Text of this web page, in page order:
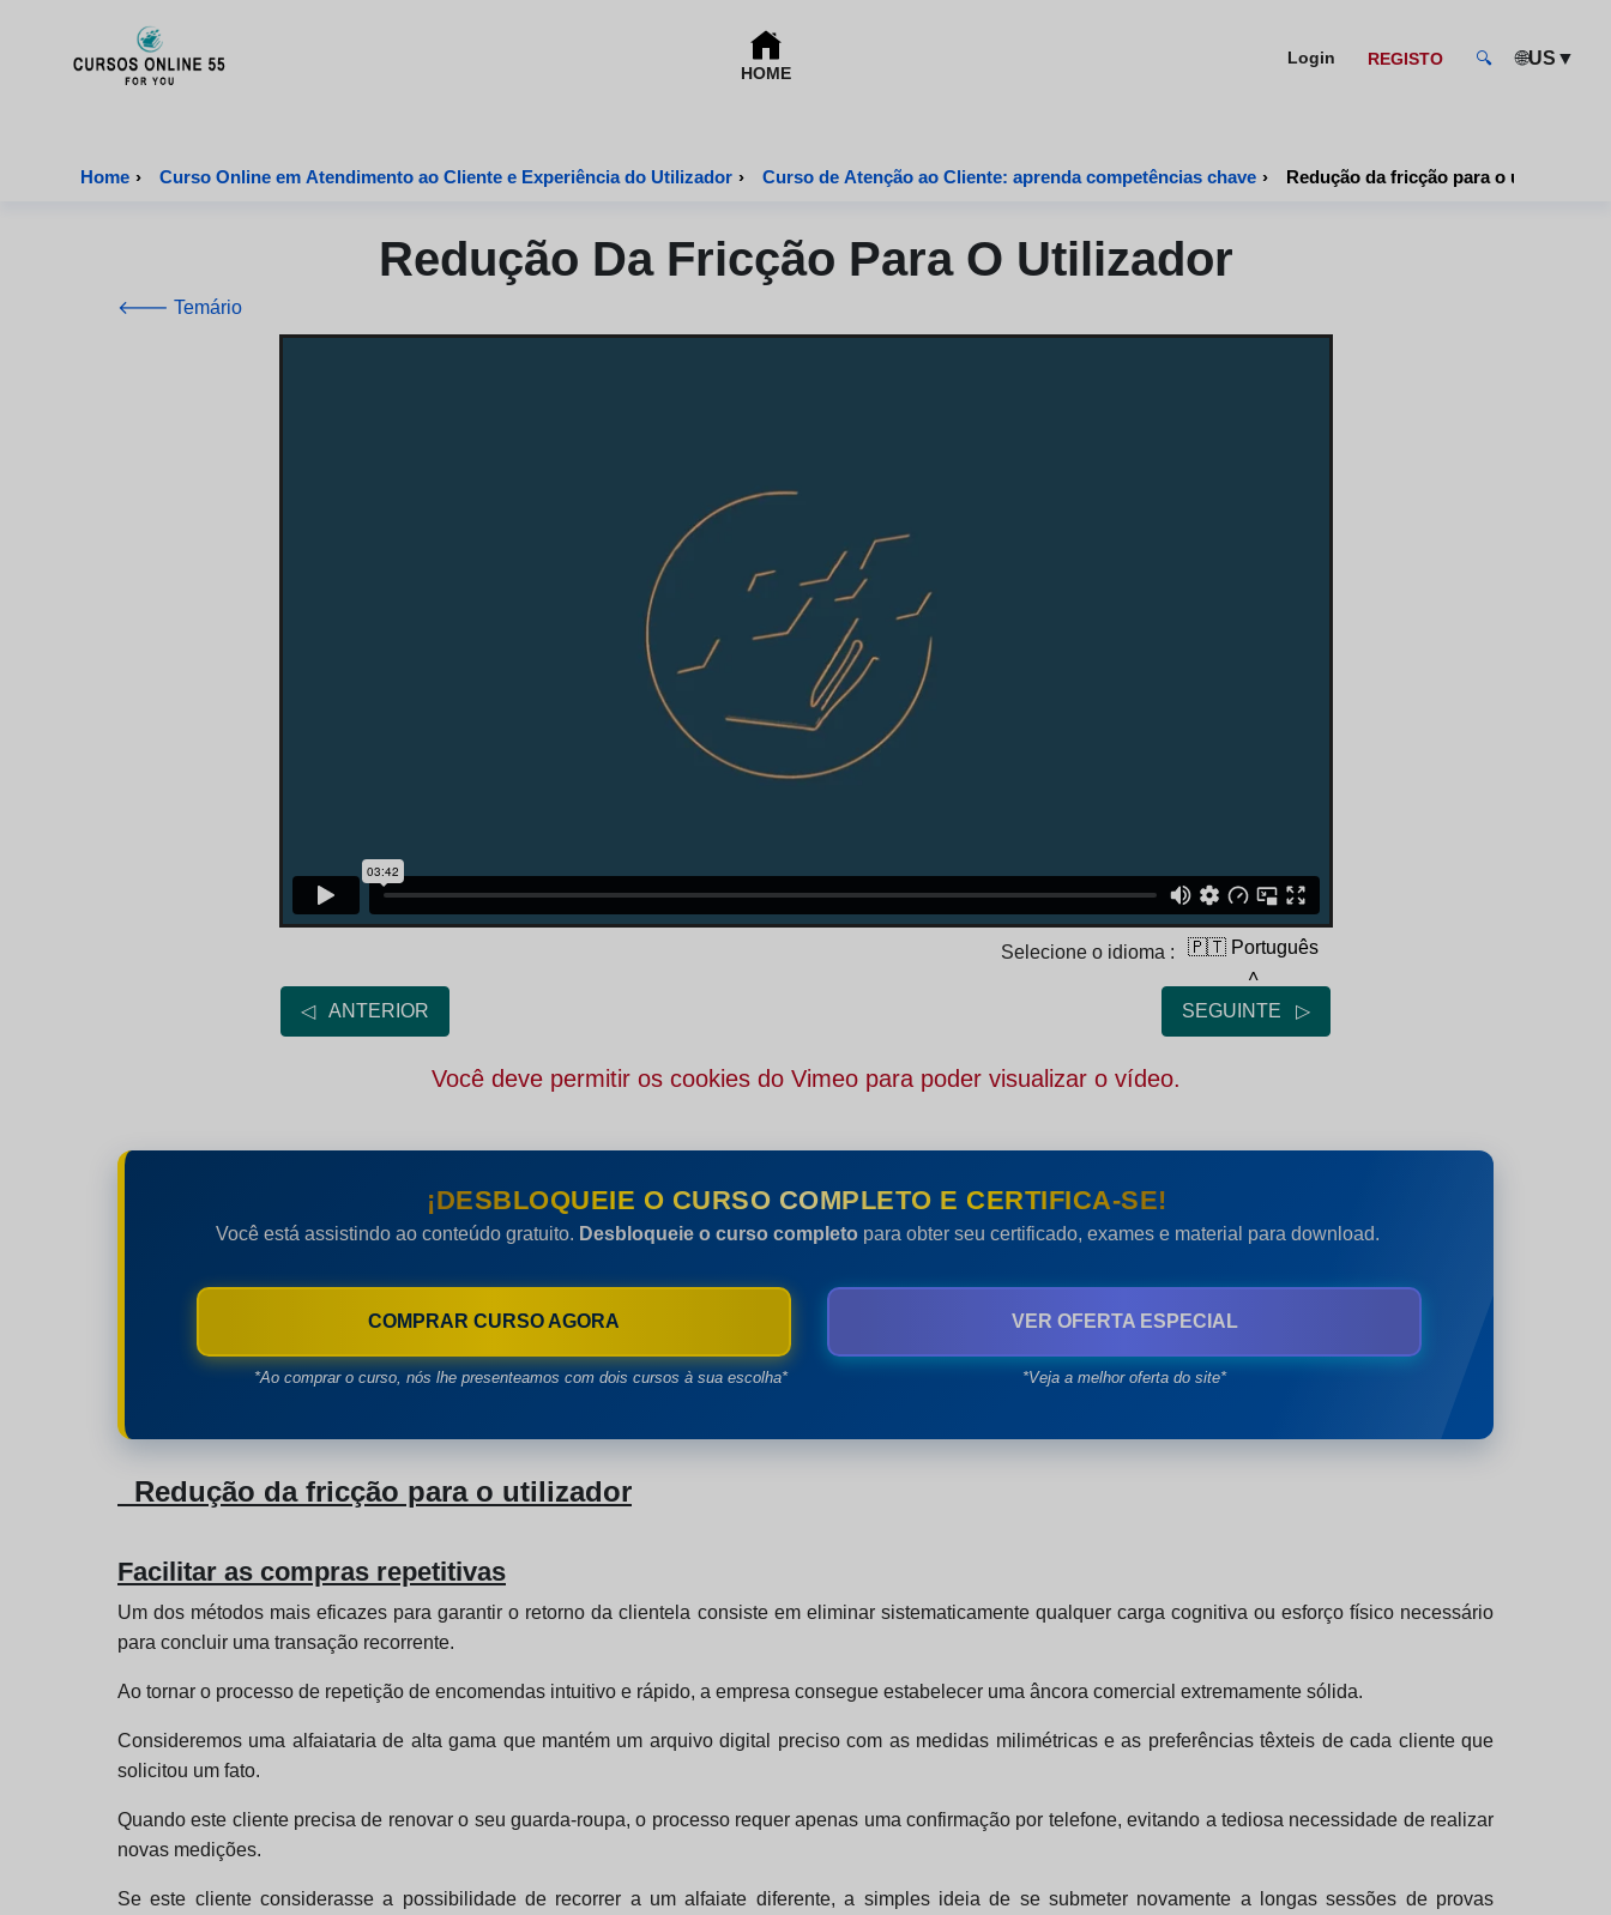
HOME
Login REGISTO 🔍 🌐US ▼
Home › Curso Online em Atendimento ao Cliente e Experiência do Utilizador › Curso de Atenção ao Cliente: aprenda competências chave › Redução da fricção para o utilizador
Redução Da Fricção Para O Utilizador
🡐 Temário
Selecione o idioma :
🇵🇹 Português
˄
◁ ANTERIOR
SEGUINTE ▷
Você deve permitir os cookies do Vimeo para poder visualizar o vídeo.
¡DESBLOQUEIE O CURSO COMPLETO E CERTIFICA-SE!
Você está assistindo ao conteúdo gratuito. Desbloqueie o curso completopara obter seu certificado, exames e material para download.
COMPRAR CURSO AGORA
*Ao comprar o curso, nós lhe presenteamos com dois cursos à sua escolha*
VER OFERTA ESPECIAL
*Veja a melhor oferta do site*
Redução da fricção para o utilizador
Facilitar as compras repetitivas
Um dos métodos mais eficazes para garantir o retorno da clientela consiste em eliminar sistematicamente qualquer carga cognitiva ou esforço físico necessário
para concluir uma transação recorrente.
Ao tornar o processo de repetição de encomendas intuitivo e rápido, a empresa consegue estabelecer uma âncora comercial extremamente sólida.
Consideremos uma alfaiataria de alta gama que mantém um arquivo digital preciso com as medidas milimétricas e as preferências têxteis de cada cliente que
solicitou um fato.
Quando este cliente precisa de renovar o seu guarda-roupa, o processo requer apenas uma confirmação por telefone, evitando a tediosa necessidade de realizar
novas medições.
Se este cliente considerasse a possibilidade de recorrer a um alfaiate diferente, a simples ideia de se submeter novamente a longas sessões de provas